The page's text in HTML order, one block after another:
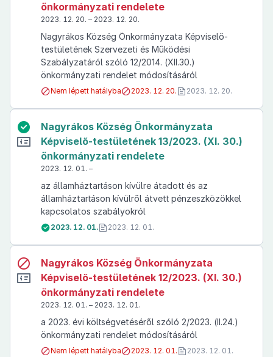
önkormányzati rendelete
2023. 12. 20. – 2023. 12. 20.
Nagyrákos Község Önkormányzata Képviselő-
testületének Szervezeti és Működési
Szabályzatáról szóló 12/2014. (XII.30.)
önkormányzati rendelet módosításáról
Nem lépett hatályba 2023. 12. 20. 2023. 12. 20.
Nagyrákos Község Önkormányzata
Képviselő-testületének 13/2023. (XI. 30.)
önkormányzati rendelete
2023. 12. 01. –
az államháztartáson kívülre átadott és az
államháztartáson kívülről átvett pénzeszközökkel
kapcsolatos szabályokról
2023. 12. 01. 2023. 12. 01.
Nagyrákos Község Önkormányzata
Képviselő-testületének 12/2023. (XI. 30.)
önkormányzati rendelete
2023. 12. 01. – 2023. 12. 01.
a 2023. évi költségvetéséről szóló 2/2023. (II.24.)
önkormányzati rendelet módosításáról
Nem lépett hatályba 2023. 12. 01. 2023. 12. 01.